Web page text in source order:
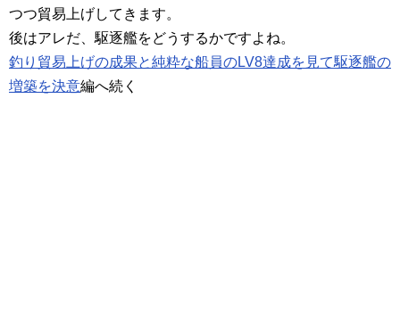
つつ貿易上げしてきます。
後はアレだ、駆逐艦をどうするかですよね。
釣り貿易上げの成果と純粋な船員のLV8達成を見て駆逐艦の
増築を決意編へ続く